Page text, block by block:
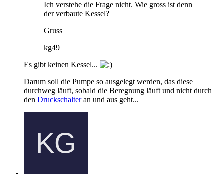
Ich verstehe die Frage nicht. Wie gross ist denn
der verbaute Kessel?
Gruss
kg49
Es gibt keinen Kessel...
Darum soll die Pumpe so ausgelegt werden, das diese
durchweg läuft, sobald die Beregnung läuft und nicht durch
den Druckschalteran und aus geht...